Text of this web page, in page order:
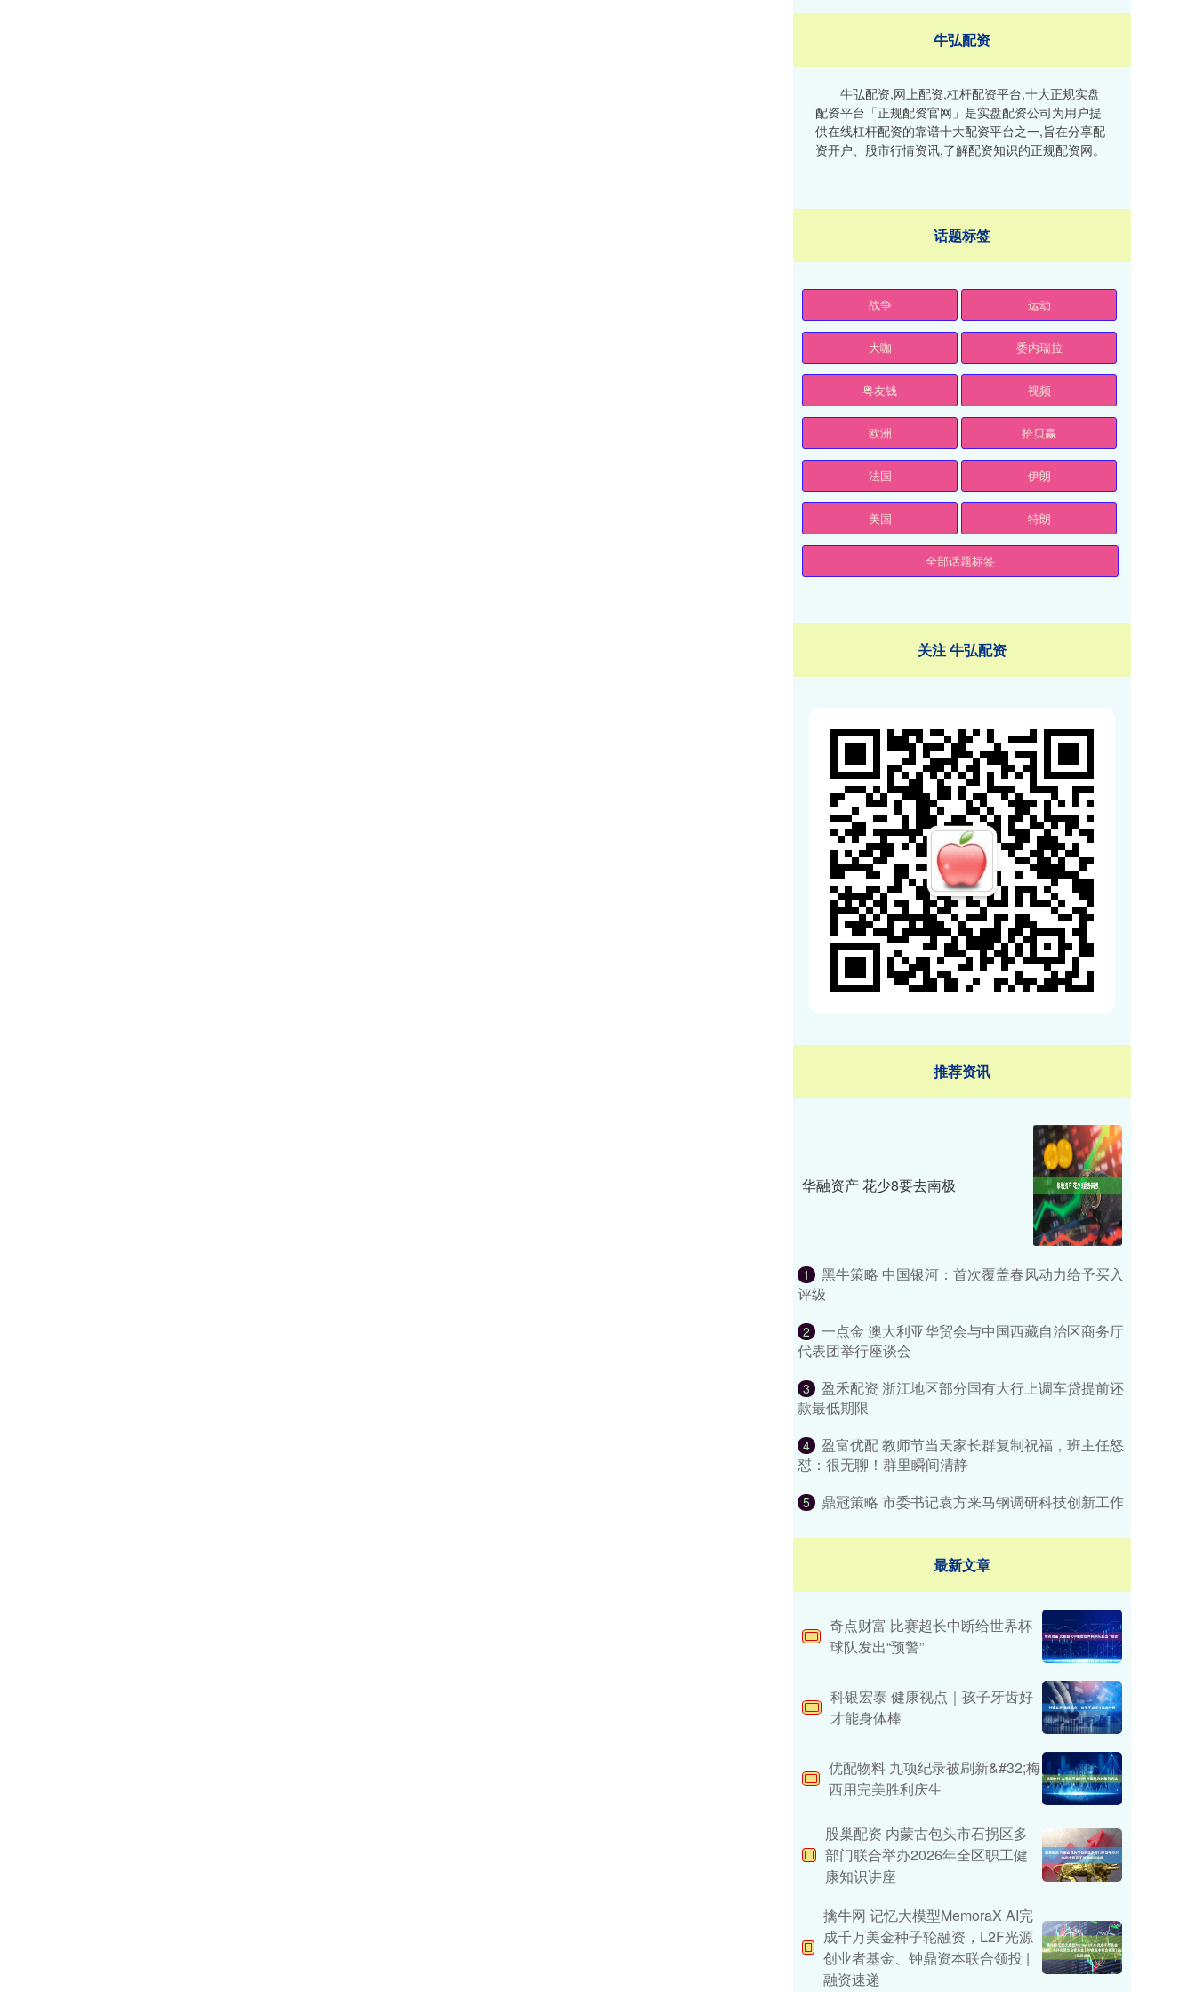
牛弘配资
牛弘配资,网上配资,杠杆配资平台,十大正规实盘
配资平台「正规配资官网」是实盘配资公司为用户提
供在线杠杆配资的靠谱十大配资平台之一,旨在分享配
资开户、股市行情资讯,了解配资知识的正规配资网。
话题标签
战争 运动
大咖 委内瑞拉
粤友钱 视频
欧洲 拾贝赢
法国 伊朗
美国 特朗
全部话题标签
关注 牛弘配资
推荐资讯
华融资产 花少8要去南极
1
黑牛策略 中国银河：首次覆盖春风动力给予买入
评级
2
一点金 澳大利亚华贸会与中国西藏自治区商务厅
代表团举行座谈会
3
盈禾配资 浙江地区部分国有大行上调车贷提前还
款最低期限
4
盈富优配 教师节当天家长群复制祝福，班主任怒
怼：很无聊！群里瞬间清静
5 鼎冠策略 市委书记袁方来马钢调研科技创新工作
最新文章
奇点财富 比赛超长中断给世界杯
球队发出“预警”
科银宏泰 健康视点｜孩子牙齿好
才能身体棒
优配物料 九项纪录被刷新&#32;梅
西用完美胜利庆生
股巢配资 内蒙古包头市石拐区多
部门联合举办2026年全区职工健
康知识讲座
擒牛网 记忆大模型MemoraX AI完
成千万美金种子轮融资，L2F光源
创业者基金、钟鼎资本联合领投 |
融资速递